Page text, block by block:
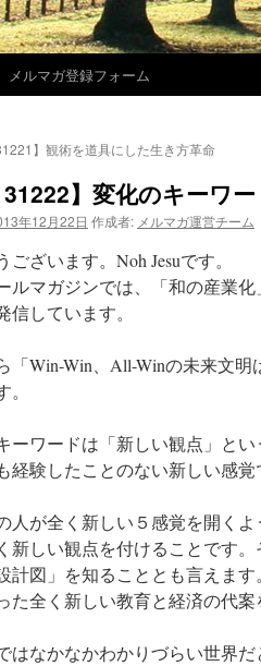
メルマガ登録フォーム
】観術を道具にした生き方革命
】変化のキーワ
年12月22日 作成者: メルマガ運営チーム
ございます。Noh Jesuです。
ルマガジンでは、「和の産業
信しています。
「Win-Win、All-Winの未来文
ーワードは「新しい観点」と
経験したことのない新しい感覚
人が全く新しい５感覚を開く
新しい観点を付けることです
計図」を知ることとも言えま
た全く新しい教育と経済の代
はなかなかわかりづらい世界